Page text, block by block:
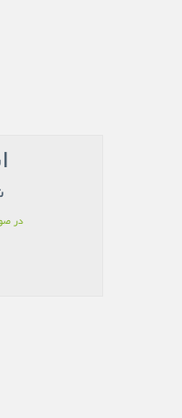
در صورتی که تا 5 ثانیه